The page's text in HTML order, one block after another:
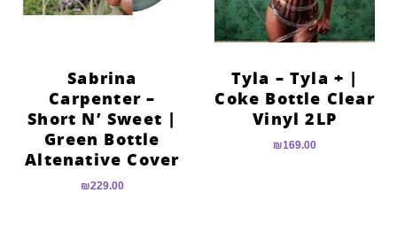
Tyla – Tyla + |
Coke Bottle Clear
Vinyl 2LP
₪169.00
Sabrina
Carpenter –
Short N’ Sweet |
Green Bottle
Altenative Cover
₪229.00